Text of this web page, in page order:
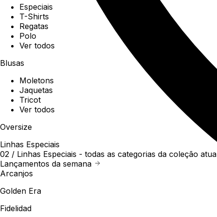
Especiais
T-Shirts
Regatas
Polo
Ver todos
Blusas
Moletons
Jaquetas
Tricot
Ver todos
Oversize
Linhas Especiais
02 / Linhas Especiais - todas as categorias da coleção
Lançamentos da semana
Arcanjos
Golden Era
Fidelidad